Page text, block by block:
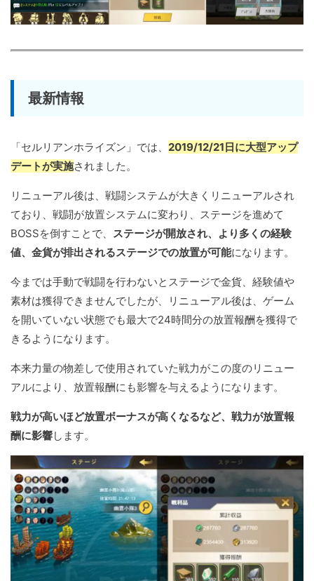
最新情報
「セルリアンホライズン」では、 2019/12/21日に大型アップ
デートが実施されました。
リニューアル後は、戦闘システムが大きくリニューアルされ
ており、戦闘が放置システムに変わり、ステージを進めて
BOSSを倒すことで、 ステージが開放され、より多くの経験
値、金貨が排出されるステージでの放置が可能になります。
今までは手動で戦闘を行わないとステージで金貨、経験値や
素材は獲得できませんでしたが、リニューアル後は、ゲーム
を開いていない状態でも最大で24時間分の放置報酬を獲得で
きるようになります。
本来力量の物差しで使用されていた戦力がこの度のリニュー
アルにより、放置報酬にも影響を与えるようになります。
戦力が高いほど放置ボーナスが高くなるなど、戦力が放置報
酬に影響します。